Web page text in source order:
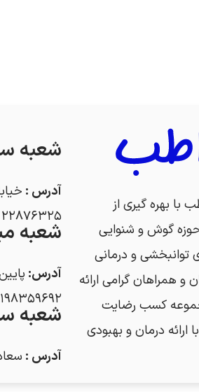
بهره گیری از
گوش و شنوایی
توانبخشی و درمانی
و همراهان گرامی ارائه
کسب رضایت
ارائه درمان و بهبودی
شعبه
آدرس :
۲۲۸۷۶۳۲۵
شعبه
آدرس: پایین تر از
شعبه
آدرس :